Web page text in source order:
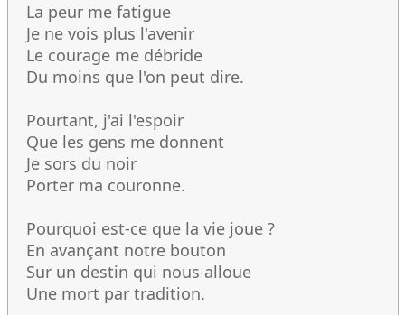
La peur me fatigue
Je ne vois plus l'avenir
Le courage me débride
Du moins que l'on peut dire.
Pourtant, j'ai l'espoir
Que les gens me donnent
Je sors du noir
Porter ma couronne.
Pourquoi est-ce que la vie joue ?
En avançant notre bouton
Sur un destin qui nous alloue
Une mort par tradition.